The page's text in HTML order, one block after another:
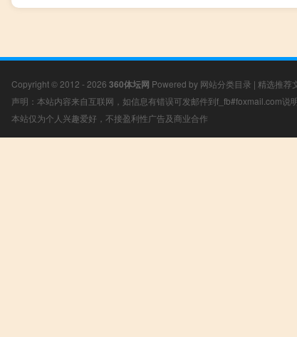
Copyright © 2012 - 2026 360体坛网 Powered by 网站分类目录 | 精选推荐
声明：本站内容来自互联网，如信息有错误可发邮件到f_fb#foxmail.com说
本站仅为个人兴趣爱好，不接盈利性广告及商业合作